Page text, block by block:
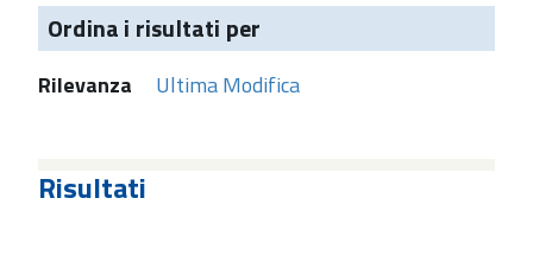
Ordina i risultati per
Rilevanza Ultima Modifica
Risultati